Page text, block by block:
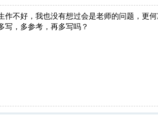
作不好，我也没有想过会是老师的问题，更何
写，多参考，再多写吗？